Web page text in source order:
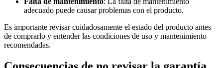
adecuado puede causar problemas con el producto.
Es importante revisar cuidadosamente el estado del producto antes
de comprarlo y entender las condiciones de uso y mantenimiento
recomendadas.